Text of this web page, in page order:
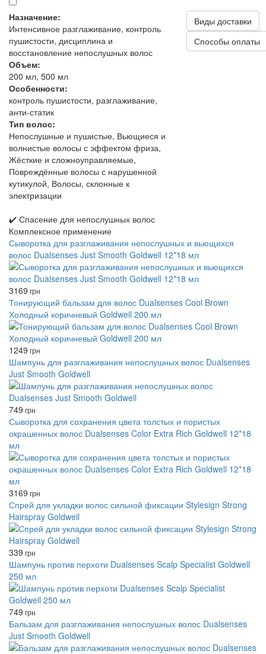
Назначение:
Интенсивное разглаживание, контроль
пушистости, дисциплина и
восстановление непослушных волос
Объем:
200 мл, 500 мл
Особенности:
контроль пушистости, разглаживание,
анти-статик
Тип волос:
Непослушные и пушистые, Вьющиеся и
волнистые волосы с эффектом фриза,
Жёсткие и сложноуправляемые,
Повреждённые волосы с нарушенной
кутикулой, Волосы, склонные к
электризации
Виды доставки
Способы оплаты
✔️ Спасение для непослушных волос
Комплексное применение
Сыворотка для разглаживания непослушных и вьющихся
волос Dualsenses Just Smooth Goldwell 12*18 мл
3169 грн
Тонирующий бальзам для волос Dualsenses Cool Brown
Холодный коричневый Goldwell 200 мл
1249 грн
Шампунь для разглаживания непослушных волос Dualsenses
Just Smooth Goldwell
749 грн
Сыворотка для сохранения цвета толстых и пористых
окрашенных волос Dualsenses Color Extra Rich Goldwell 12*18
мл
3169 грн
Спрей для укладки волос сильной фиксации Stylesign Strong
Hairspray Goldwell
339 грн
Шампунь против перхоти Dualsenses Scalp Specialist Goldwell
250 мл
749 грн
Бальзам для разглаживания непослушных волос Dualsenses
Just Smooth Goldwell